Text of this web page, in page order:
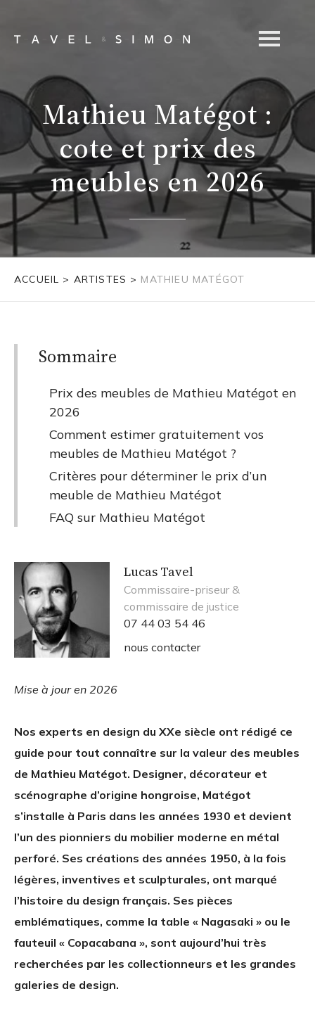
Mathieu Matégot :
cote et prix des
meubles en 2026
ACCUEIL > ARTISTES > MATHIEU MATÉGOT
Sommaire
Prix des meubles de Mathieu Matégot en
2026
Comment estimer gratuitement vos
meubles de Mathieu Matégot ?
Critères pour déterminer le prix d’un
meuble de Mathieu Matégot
FAQ sur Mathieu Matégot
Lucas Tavel
Commissaire-priseur &
commissaire de justice
07 44 03 54 46
nous contacter
Mise à jour en 2026
Nos experts en design du XXe siècle ont rédigé ce
guide pour tout connaître sur la valeur des meubles
de Mathieu Matégot. Designer, décorateur et
scénographe d’origine hongroise, Matégot
s’installe à Paris dans les années 1930 et devient
l’un des pionniers du mobilier moderne en métal
perforé. Ses créations des années 1950, à la fois
légères, inventives et sculpturales, ont marqué
l’histoire du design français. Ses pièces
emblématiques, comme la table « Nagasaki » ou le
fauteuil « Copacabana », sont aujourd’hui très
recherchées par les collectionneurs et les grandes
galeries de design.